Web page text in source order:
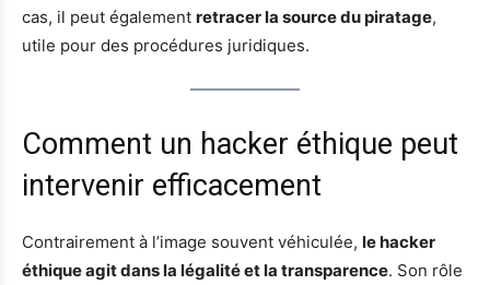
cas, il peut également retracer la source du piratage,
utile pour des procédures juridiques.
Comment un hacker éthique peut
intervenir efficacement
Contrairement à l’image souvent véhiculée, le hacker
éthique agit dans la légalité et la transparence. Son rôle